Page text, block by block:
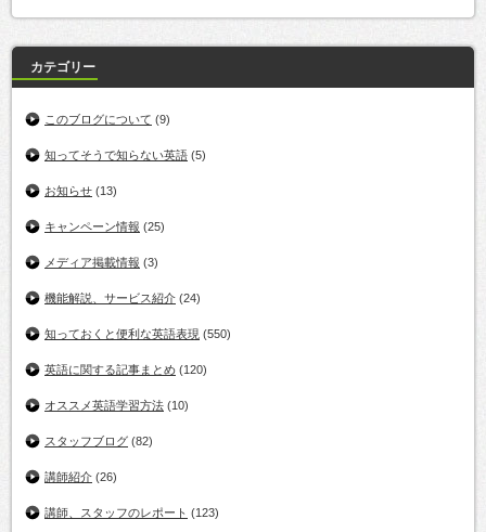
カテゴリー
このブログについて (9)
知ってそうで知らない英語 (5)
お知らせ (13)
キャンペーン情報 (25)
メディア掲載情報 (3)
機能解説、サービス紹介 (24)
知っておくと便利な英語表現 (550)
英語に関する記事まとめ (120)
オススメ英語学習方法 (10)
スタッフブログ (82)
講師紹介 (26)
講師、スタッフのレポート (123)